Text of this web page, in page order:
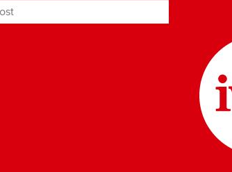
*